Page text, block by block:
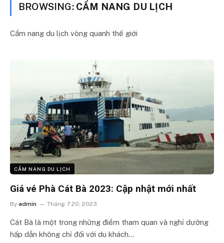
BROWSING: CẨM NANG DU LỊCH
Cẩm nang du lịch vòng quanh thế giới
CẨM NANG DU LỊCH
Giá vé Phà Cát Bà 2023: Cập nhật mới nhất
By admin Tháng 7 20, 2023
Cát Bà là một trong những điểm tham quan và nghỉ dưỡng
hấp dẫn không chỉ đối với du khách…